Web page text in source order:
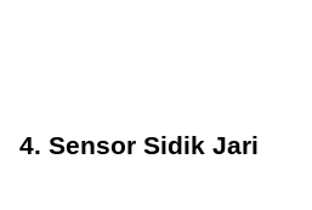
4. Sensor Sidik Jari